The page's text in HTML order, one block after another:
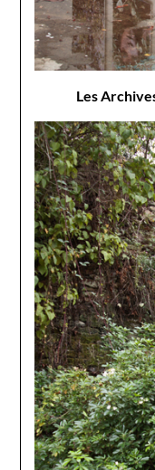
Les